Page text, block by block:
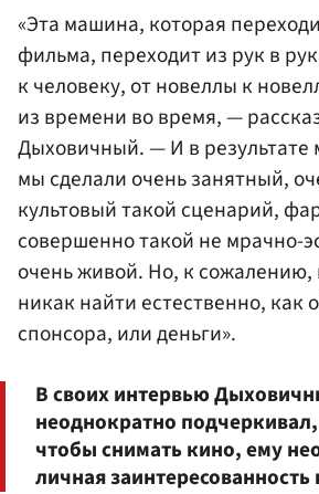
«Эта машина, которая
фильма, переходит из рук в
к человеку, от новеллы к
из времени во время, —
Дыховичный. — И в результате
мы сделали очень занятный,
культовый такой сценарий,
совершенно такой не мрачно-
очень живой. Но, к сожалению,
никак найти естественно, как
спонсора, или деньги».
В своих интервью
неоднократно
чтобы снимать кино, ему
личная заинтересованность